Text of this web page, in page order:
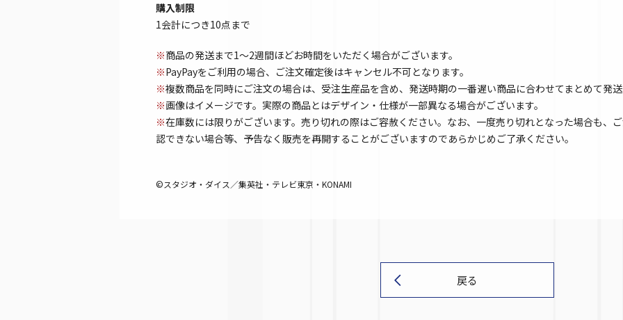
購入制限
1会計につき10点まで
※商品の発送まで1～2週間ほどお時間をいただく場合がございます。
※PayPayをご利用の場合、ご注文確定後はキャンセル不可となります。
※複数商品を同時にご注文の場合は、受注生産品を含め、発送時期の一番遅い商品に合わせてまとめて発
※画像はイメージです。実際の商品とはデザイン・仕様が一部異なる場合がございます。
※在庫数には限りがございます。売り切れの際はご容赦ください。なお、一度売り切れとなった場合も、
認できない場合等、予告なく販売を再開することがございますのであらかじめご了承ください。
©スタジオ・ダイス／集英社・テレビ東京・KONAMI
戻る